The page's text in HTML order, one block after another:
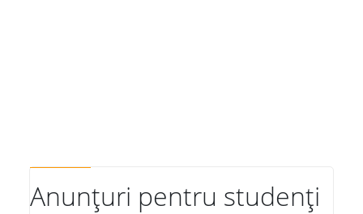
Anunțuri pentru studenți